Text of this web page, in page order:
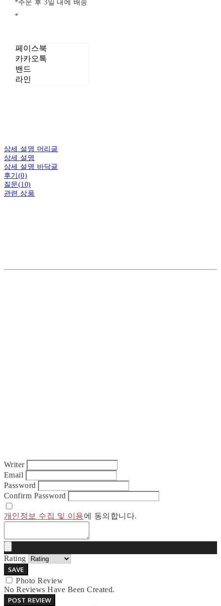
*주문 후 3일 내에 배송
*
페이스북
카카오톡
밴드
라인
상세 설명 머리글
상세 설명
상세 설명 바닥글
후기(0)
질문(10)
관련 상품
Writer
Email
Password
Confirm Password
개인정보 수집 및 이용에 동의합니다.
Rating
SAVE
Photo Review
No Reviews Have Been Created.
POST REVIEW